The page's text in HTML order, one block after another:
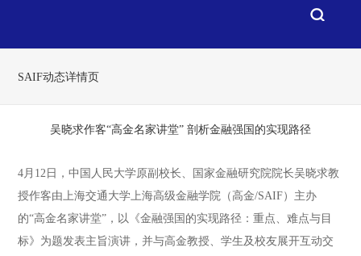
SAIF动态详情页
吴晓求作客“高金名家讲堂” 剖析金融强国的实现路径
4月12日，中国人民大学原副校长、国家金融研究院院长吴晓求教
授作客由上海交通大学上海高级金融学院（高金/SAIF）主办
的“高金名家讲堂”，以《金融强国的实现路径：重点、难点与目
标》为题发表主旨演讲，并与高金教授、学生及校友展开互动交